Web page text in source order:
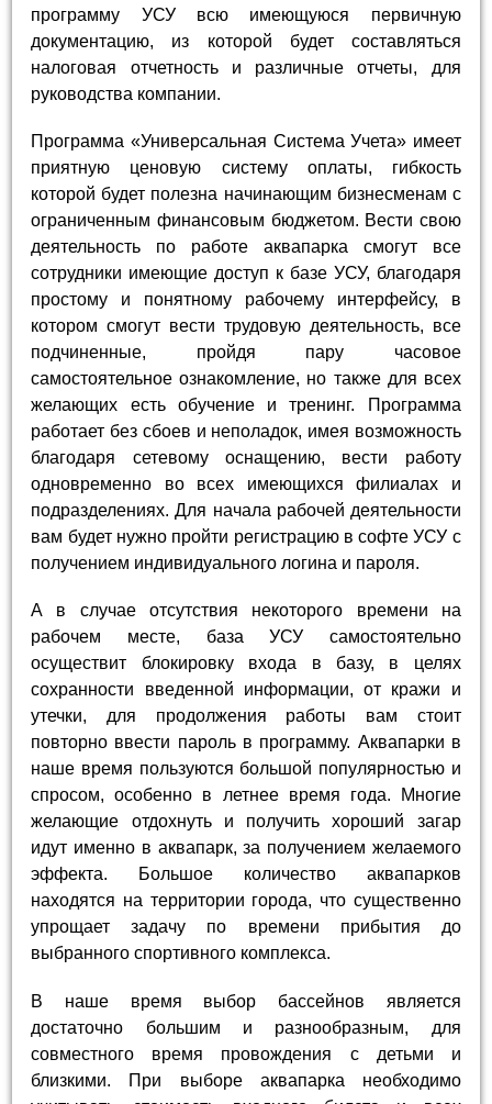
программу УСУ всю имеющуюся первичную
документацию, из которой будет составляться
налоговая отчетность и различные отчеты, для
руководства компании.
Программа «Универсальная Система Учета» имеет
приятную ценовую систему оплаты, гибкость
которой будет полезна начинающим бизнесменам с
ограниченным финансовым бюджетом. Вести свою
деятельность по работе аквапарка смогут все
сотрудники имеющие доступ к базе УСУ, благодаря
простому и понятному рабочему интерфейсу, в
котором смогут вести трудовую деятельность, все
подчиненные, пройдя пару часовое
самостоятельное ознакомление, но также для всех
желающих есть обучение и тренинг. Программа
работает без сбоев и неполадок, имея возможность
благодаря сетевому оснащению, вести работу
одновременно во всех имеющихся филиалах и
подразделениях. Для начала рабочей деятельности
вам будет нужно пройти регистрацию в софте УСУ с
получением индивидуального логина и пароля.
А в случае отсутствия некоторого времени на
рабочем месте, база УСУ самостоятельно
осуществит блокировку входа в базу, в целях
сохранности введенной информации, от кражи и
утечки, для продолжения работы вам стоит
повторно ввести пароль в программу. Аквапарки в
наше время пользуются большой популярностью и
спросом, особенно в летнее время года. Многие
желающие отдохнуть и получить хороший загар
идут именно в аквапарк, за получением желаемого
эффекта. Большое количество аквапарков
находятся на территории города, что существенно
упрощает задачу по времени прибытия до
выбранного спортивного комплекса.
В наше время выбор бассейнов является
достаточно большим и разнообразным, для
совместного время провождения с детьми и
близкими. При выборе аквапарка необходимо